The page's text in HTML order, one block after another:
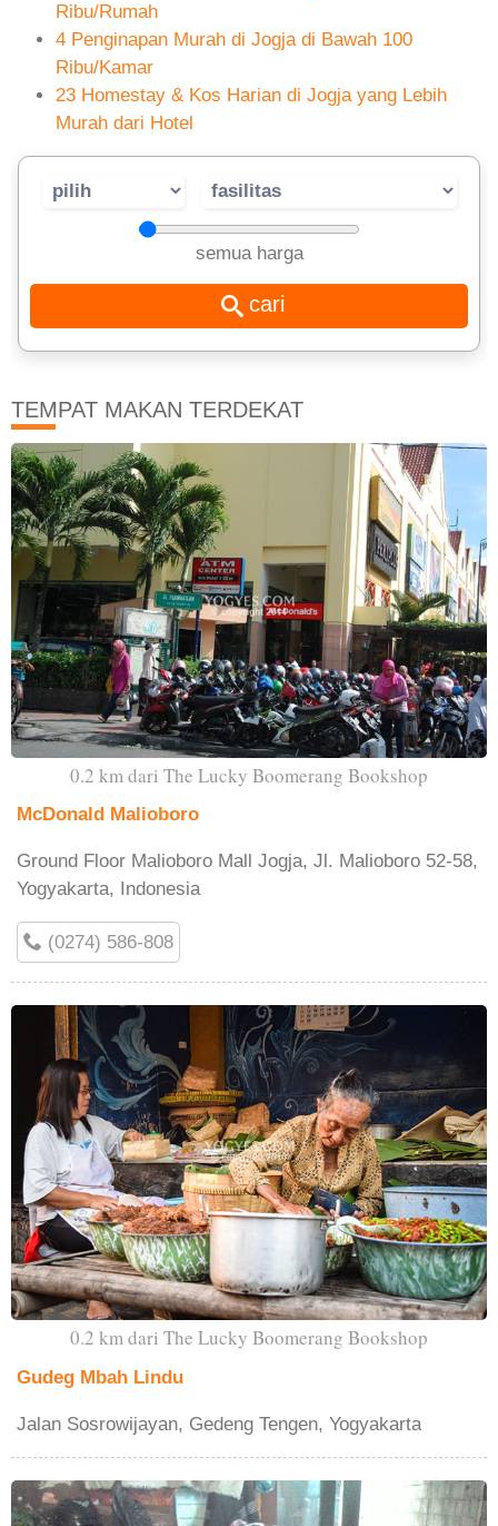
Ribu/Rumah
4 Penginapan Murah di Jogja di Bawah 100
Ribu/Kamar
23 Homestay & Kos Harian di Jogja yang Lebih
Murah dari Hotel
semua harga
TEMPAT MAKAN TERDEKAT
0.2 km dari The Lucky Boomerang Bookshop
McDonald Malioboro
Ground Floor Malioboro Mall Jogja, Jl. Malioboro 52-58,
Yogyakarta, Indonesia
(0274) 586-808
0.2 km dari The Lucky Boomerang Bookshop
Gudeg Mbah Lindu
Jalan Sosrowijayan, Gedeng Tengen, Yogyakarta